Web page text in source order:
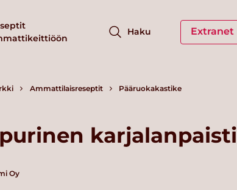
Haku Extranet
Ammattilaisreseptit Pääruokakastike
karjalanpaisti
Oy